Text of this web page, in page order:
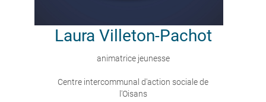
Laura Villeton-Pachot
animatrice jeunesse
Centre intercommunal d'action sociale de
l'Oisans